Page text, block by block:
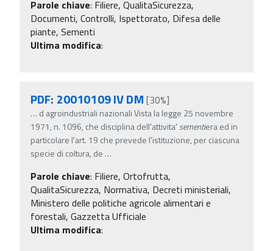
Parole chiave: Filiere, QualitaSicurezza,
Documenti, Controlli, Ispettorato, Difesa delle
piante, Sementi
Ultima modifica:
PDF: 20010109 IV DM [30%]
… d agroindustriali nazionali Vista la legge 25 novembre
1971, n. 1096, che disciplina dell'attivita' sementiera ed in
particolare l'art. 19 che prevede l'istituzione, per ciascuna
specie di coltura, de …
Parole chiave: Filiere, Ortofrutta,
QualitaSicurezza, Normativa, Decreti ministeriali,
Ministero delle politiche agricole alimentari e
forestali, Gazzetta Ufficiale
Ultima modifica: